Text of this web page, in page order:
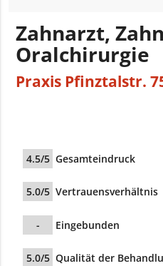
Zahnarzt,
Oralchirurgie
Praxis Pfinztalstr.
4.5/5 Gesamteindruck
5.0/5 Vertrauensverhältnis
- Eingebunden
5.0/5 Qualität der